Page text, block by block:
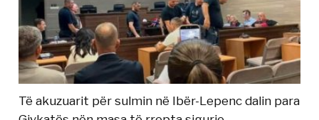
Të akuzuarit për sulmin në Ibër-Lepenc dalin para